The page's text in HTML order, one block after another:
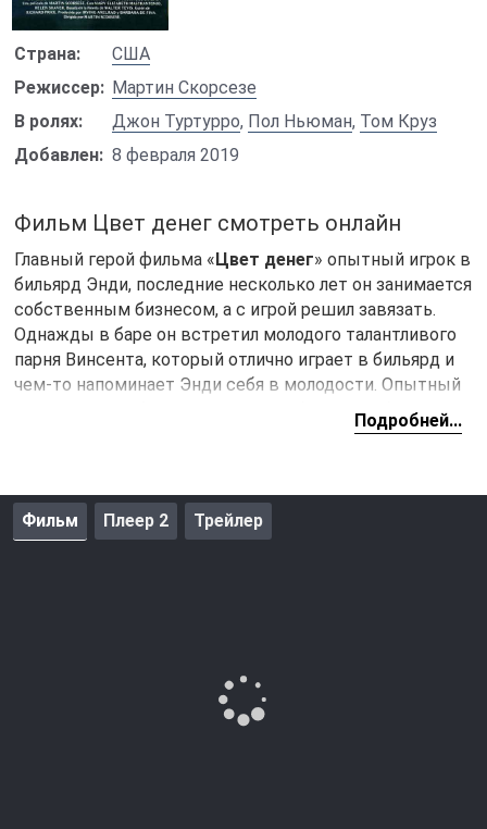
Страна:
США
Режиссер: Мартин Скорсезе
В ролях:
Джон Туртурро, Пол Ньюман, Том Круз
Добавлен: 8 февраля 2019
Фильм Цвет денег смотреть онлайн
Главный герой фильма «Цвет денег» опытный игрок в
бильярд Энди, последние несколько лет он занимается
собственным бизнесом, а с игрой решил завязать.
Однажды в баре он встретил молодого талантливого
парня Винсента, который отлично играет в бильярд и
чем-то напоминает Энди себя в молодости. Опытный
игрок, решил обучить юношу зарабатывать большие
деньги на игре и тем самым превратить его в
чемпионате по бильярду, но на этот раз великие
мастера окажутся по разные стороны стола.
Подробней...
Фильм Плеер 2 Трейлер